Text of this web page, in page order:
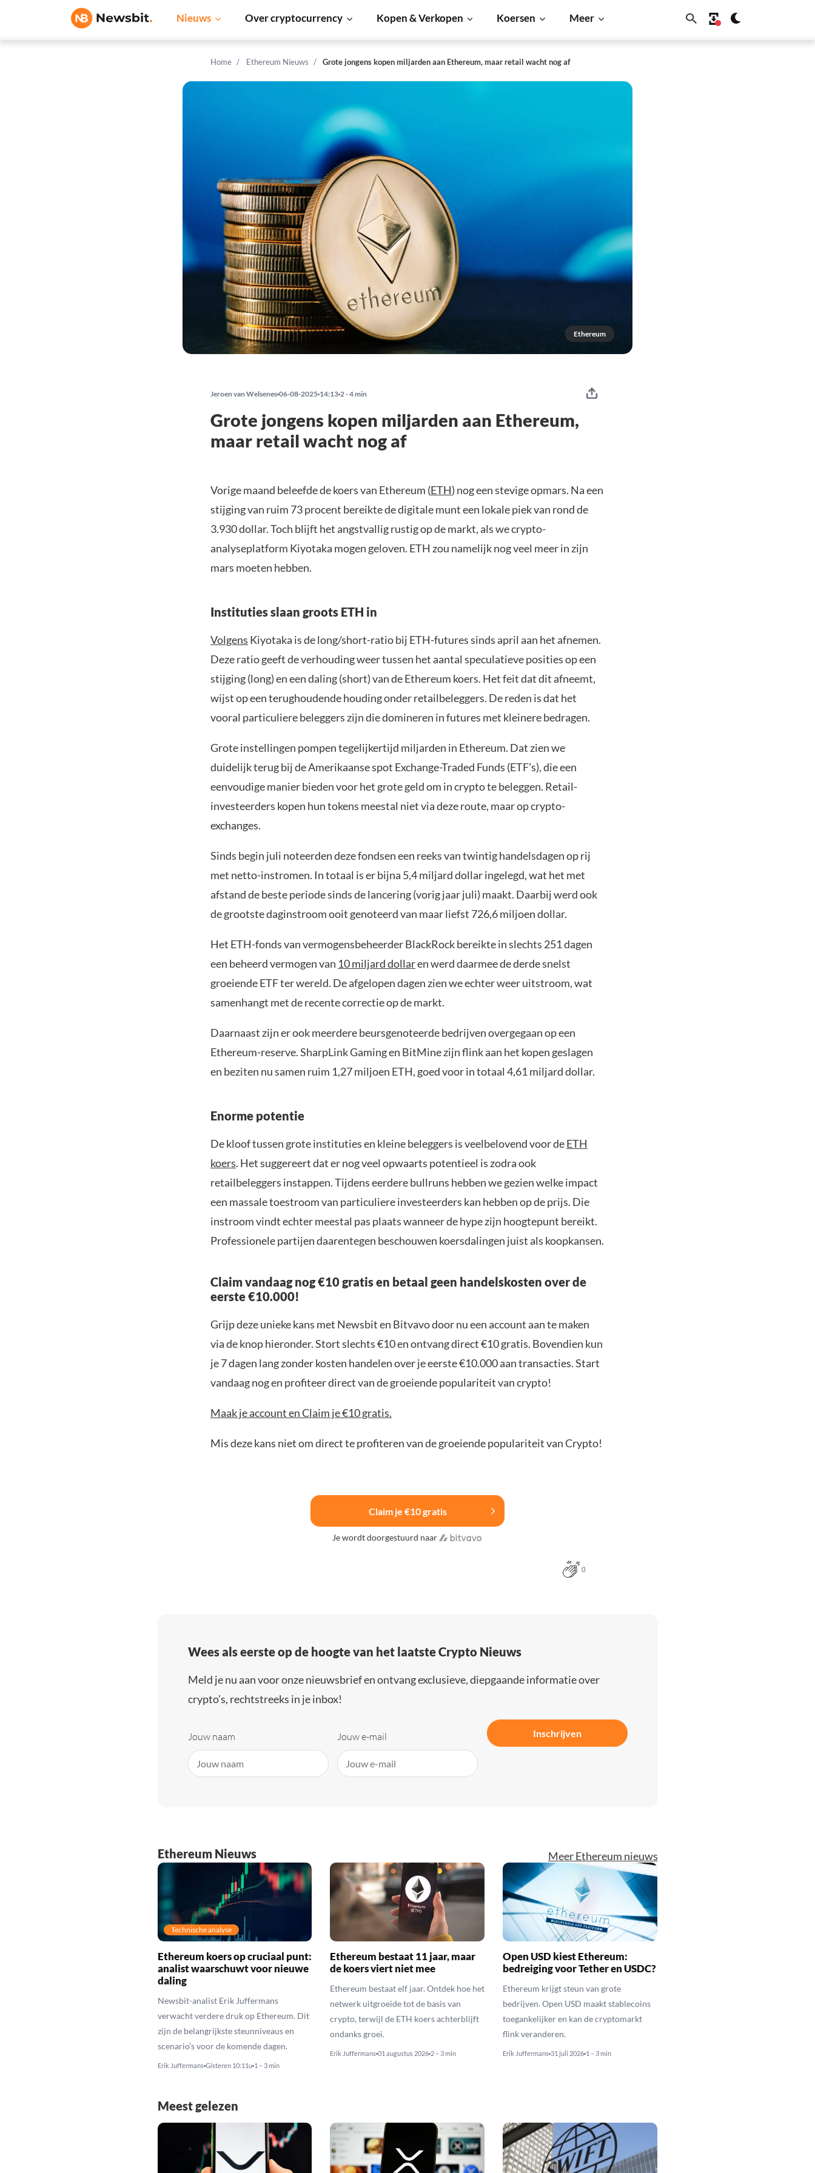
Nieuws Over cryptocurrency Kopen & Verkopen Koersen Meer
Home Ethereum Nieuws Grote jongens kopen miljarden aan Ethereum, maar retail wacht nog af
Ethereum
Jeroen van Welsenes 06-08-2025 14:13 2 - 4 min
Grote jongens kopen miljarden aan Ethereum,
maar retail wacht nog af
Vorige maand beleefde de koers van Ethereum (ETH) nog een stevige opmars. Na een
stijging van ruim 73 procent bereikte de digitale munt een lokale piek van rond de
3.930 dollar. Toch blijft het angstvallig rustig op de markt, als we crypto-
analyseplatform Kiyotaka mogen geloven. ETH zou namelijk nog veel meer in zijn
mars moeten hebben.
Instituties slaan groots ETH in
Volgens Kiyotaka is de long/short-ratio bij ETH-futures sinds april aan het afnemen.
Deze ratio geeft de verhouding weer tussen het aantal speculatieve posities op een
stijging (long) en een daling (short) van de Ethereum koers. Het feit dat dit afneemt,
wijst op een terughoudende houding onder retailbeleggers. De reden is dat het
vooral particuliere beleggers zijn die domineren in futures met kleinere bedragen.
Grote instellingen pompen tegelijkertijd miljarden in Ethereum. Dat zien we
duidelijk terug bij de Amerikaanse spot Exchange-Traded Funds (ETF’s), die een
eenvoudige manier bieden voor het grote geld om in crypto te beleggen. Retail-
investeerders kopen hun tokens meestal niet via deze route, maar op crypto-
exchanges.
Sinds begin juli noteerden deze fondsen een reeks van twintig handelsdagen op rij
met netto-instromen. In totaal is er bijna 5,4 miljard dollar ingelegd, wat het met
afstand de beste periode sinds de lancering (vorig jaar juli) maakt. Daarbij werd ook
de grootste daginstroom ooit genoteerd van maar liefst 726,6 miljoen dollar.
Het ETH-fonds van vermogensbeheerder BlackRock bereikte in slechts 251 dagen
een beheerd vermogen van 10 miljard dollaren werd daarmee de derde snelst
groeiende ETF ter wereld. De afgelopen dagen zien we echter weer uitstroom, wat
samenhangt met de recente correctie op de markt.
Daarnaast zijn er ook meerdere beursgenoteerde bedrijven overgegaan op een
Ethereum-reserve. SharpLink Gaming en BitMine zijn flink aan het kopen geslagen
en beziten nu samen ruim 1,27 miljoen ETH, goed voor in totaal 4,61 miljard dollar.
Enorme potentie
De kloof tussen grote instituties en kleine beleggers is veelbelovend voor deETH
koers. Het suggereert dat er nog veel opwaarts potentieel is zodra ook
retailbeleggers instappen. Tijdens eerdere bullruns hebben we gezien welke impact
een massale toestroom van particuliere investeerders kan hebben op de prijs. Die
instroom vindt echter meestal pas plaats wanneer de hype zijn hoogtepunt bereikt.
Professionele partijen daarentegen beschouwen koersdalingen juist als koopkansen.
Claim vandaag nog €10 gratis en betaal geen handelskosten over de
eerste €10.000!
Grijp deze unieke kans met Newsbit en Bitvavo door nu een account aan te maken
via de knop hieronder. Stort slechts €10 en ontvang direct €10 gratis. Bovendien kun
je 7 dagen lang zonder kosten handelen over je eerste €10.000 aan transacties. Start
vandaag nog en profiteer direct van de groeiende populariteit van crypto!
Maak je account en Claim je €10 gratis.
Mis deze kans niet om direct te profiteren van de groeiende populariteit van Crypto!
Claim je €10 gratis
Je wordt doorgestuurd naar
0
Wees als eerste op de hoogte van het laatste Crypto Nieuws
Meld je nu aan voor onze nieuwsbrief en ontvang exclusieve, diepgaande informatie over
crypto’s, rechtstreeks in je inbox!
Jouw naam Jouw e-mail Inschrijven
Ethereum Nieuws Meer Ethereum nieuws
Technische analyse
Ethereum koers op cruciaal punt:
analist waarschuwt voor nieuwe
daling
Newsbit-analist Erik Juffermans
verwacht verdere druk op Ethereum. Dit
zijn de belangrijkste steunniveaus en
scenario’s voor de komende dagen.
Erik Juffermans Gisteren 10:11u 1 – 3 min
Ethereum bestaat 11 jaar, maar
de koers viert niet mee
Ethereum bestaat elf jaar. Ontdek hoe het
netwerk uitgroeide tot de basis van
crypto, terwijl de ETH koers achterblijft
ondanks groei.
Erik Juffermans 01 augustus 2026 2 – 3 min
Open USD kiest Ethereum:
bedreiging voor Tether en USDC?
Ethereum krijgt steun van grote
bedrijven. Open USD maakt stablecoins
toegankelijker en kan de cryptomarkt
flink veranderen.
Erik Juffermans 31 juli 2026 1 – 3 min
Meest gelezen